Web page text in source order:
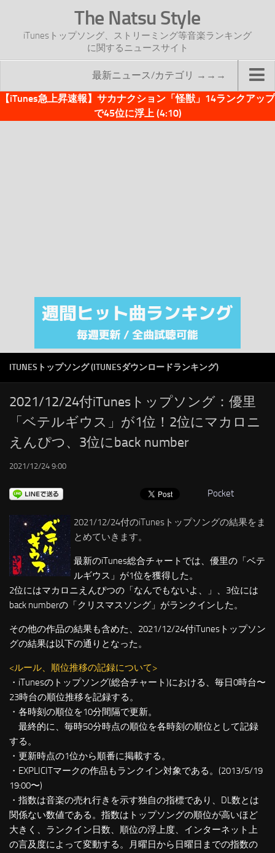
The Natsu Style
iTunesトップソング、ストリーミング等音楽ランキング
に関するニュースサイト
最新ニュース/カテゴリ →→→
TOP
注目カテゴリ
オリジナルiTunes週間トップソング
RSS
LINKS
【iTunes急上昇速報】サカナクション「怪獣」14ランクアップ
で45位に浮上 (4:10)
ITUNESトップソング (ITUNESダウンロードランキング)
2021/12/24付iTunesトップソング：優里
「ベテルギウス」が1位！2位にマカロニ
えんぴつ、3位にback number
2021/12/24 9:00
Pocket
2021/12/24付のiTunesトップソングの結果をま
とめていきます。
最新のiTunes総合チャートでは、優里の「ベテ
ルギウス」が1位を獲得した。
2位にはマカロニえんぴつの「なんでもないよ、」、3位には
back numberの「クリスマスソング」がランクインした。
その他の作品の結果も含めた、2021/12/24付iTunesトップソン
グの結果は以下の通りとなった。
<ルール、順位推移の記録について>
・iTunesのトップソング(総合チャート)における、毎日0時台〜
23時台の順位推移を記録する。
・各時刻の順位を10分間隔で更新。
最終的に、毎時50分時点の順位を各時刻の順位として記録
する。
・更新時点の1位から順番に掲載する。
・EXPLICITマークの作品もランクイン対象である。(2013/5/19
19:00〜)
・指数は音楽の売れ行きを示す独自の指標であり、DL数とは
関係ない数値である。指数はトップソングの順位が高いほど
大きく、ランクイン日数、順位の浮上度、インターネット上
の言及度によって変動する。月曜日から日曜日までの指数の